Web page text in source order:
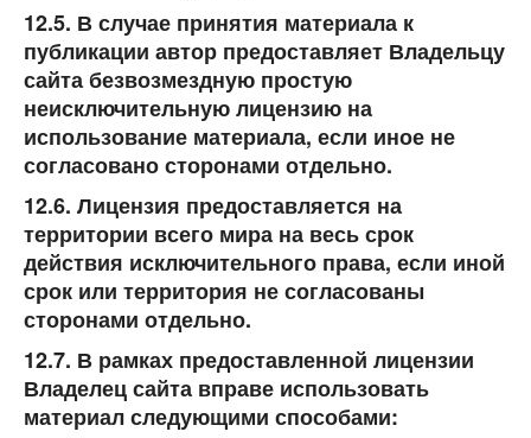
12.5. В случае принятия материала к
публикации автор предоставляет Владельцу
сайта безвозмездную простую
неисключительную лицензию на
использование материала, если иное не
согласовано сторонами отдельно.
12.6. Лицензия предоставляется на
территории всего мира на весь срок
действия исключительного права, если иной
срок или территория не согласованы
сторонами отдельно.
12.7. В рамках предоставленной лицензии
Владелец сайта вправе использовать
материал следующими способами: